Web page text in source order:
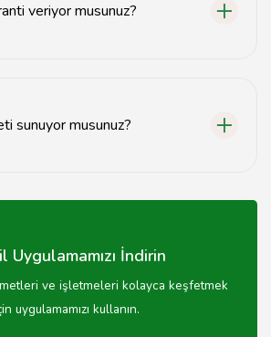
veriyor musunuz?
sunuyor musunuz?
Uygulamamızı İndirin
ve işletmeleri kolayca keşfetmek
uygulamamızı kullanın.